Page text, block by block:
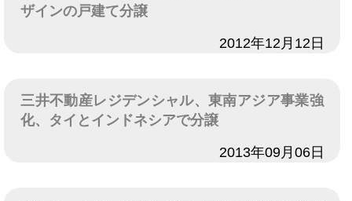
ザインの戸建て分譲
2012年12月12日
三井不動産レジデンシャル、東南アジア事業強
化、タイとインドネシアで分譲
2013年09月06日